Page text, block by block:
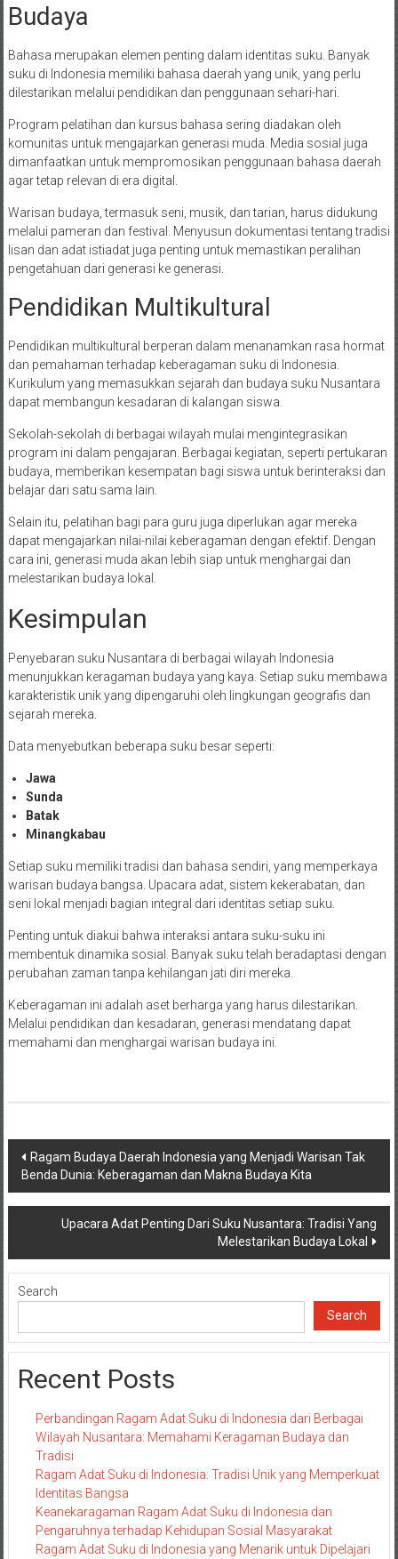
Budaya
Bahasa merupakan elemen penting dalam identitas suku. Banyak
suku di Indonesia memiliki bahasa daerah yang unik, yang perlu
dilestarikan melalui pendidikan dan penggunaan sehari-hari.
Program pelatihan dan kursus bahasa sering diadakan oleh
komunitas untuk mengajarkan generasi muda. Media sosial juga
dimanfaatkan untuk mempromosikan penggunaan bahasa daerah
agar tetap relevan di era digital.
Warisan budaya, termasuk seni, musik, dan tarian, harus didukung
melalui pameran dan festival. Menyusun dokumentasi tentang tradisi
lisan dan adat istiadat juga penting untuk memastikan peralihan
pengetahuan dari generasi ke generasi.
Pendidikan Multikultural
Pendidikan multikultural berperan dalam menanamkan rasa hormat
dan pemahaman terhadap keberagaman suku di Indonesia.
Kurikulum yang memasukkan sejarah dan budaya suku Nusantara
dapat membangun kesadaran di kalangan siswa.
Sekolah-sekolah di berbagai wilayah mulai mengintegrasikan
program ini dalam pengajaran. Berbagai kegiatan, seperti pertukaran
budaya, memberikan kesempatan bagi siswa untuk berinteraksi dan
belajar dari satu sama lain.
Selain itu, pelatihan bagi para guru juga diperlukan agar mereka
dapat mengajarkan nilai-nilai keberagaman dengan efektif. Dengan
cara ini, generasi muda akan lebih siap untuk menghargai dan
melestarikan budaya lokal.
Kesimpulan
Penyebaran suku Nusantara di berbagai wilayah Indonesia
menunjukkan keragaman budaya yang kaya. Setiap suku membawa
karakteristik unik yang dipengaruhi oleh lingkungan geografis dan
sejarah mereka.
Data menyebutkan beberapa suku besar seperti:
Jawa
Sunda
Batak
Minangkabau
Setiap suku memiliki tradisi dan bahasa sendiri, yang memperkaya
warisan budaya bangsa. Upacara adat, sistem kekerabatan, dan
seni lokal menjadi bagian integral dari identitas setiap suku.
Penting untuk diakui bahwa interaksi antara suku-suku ini
membentuk dinamika sosial. Banyak suku telah beradaptasi dengan
perubahan zaman tanpa kehilangan jati diri mereka.
Keberagaman ini adalah aset berharga yang harus dilestarikan.
Melalui pendidikan dan kesadaran, generasi mendatang dapat
memahami dan menghargai warisan budaya ini.
Post
navigation
Ragam Budaya Daerah Indonesia yang Menjadi Warisan Tak
Benda Dunia: Keberagaman dan Makna Budaya Kita
Upacara Adat Penting Dari Suku Nusantara: Tradisi Yang
Melestarikan Budaya Lokal
Search
Search
Recent Posts
Perbandingan Ragam Adat Suku di Indonesia dari Berbagai
Wilayah Nusantara: Memahami Keragaman Budaya dan
Tradisi
Ragam Adat Suku di Indonesia: Tradisi Unik yang Memperkuat
Identitas Bangsa
Keanekaragaman Ragam Adat Suku di Indonesia dan
Pengaruhnya terhadap Kehidupan Sosial Masyarakat
Ragam Adat Suku di Indonesia yang Menarik untuk Dipelajari